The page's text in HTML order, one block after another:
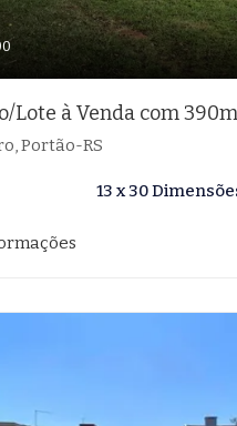
Lote à Venda com
Portão-RS
13 x 30